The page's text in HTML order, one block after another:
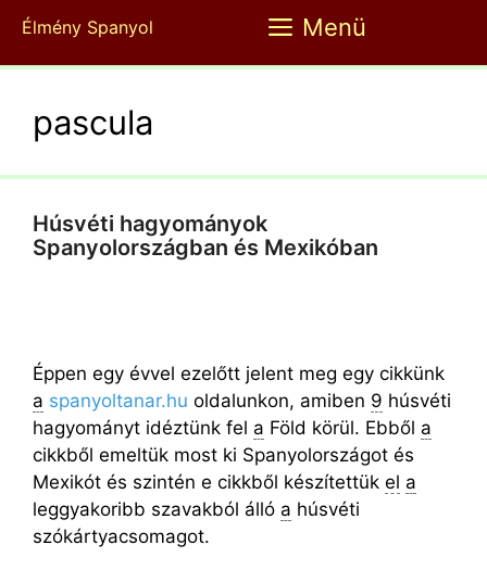
Kilépés
tartalomba
Élmény Spanyol Menü
pascula
Húsvéti hagyományok
Spanyolországban és Mexikóban
Éppen egy évvel ezelőtt jelent meg egy cikkünk
a spanyoltanar.hu oldalunkon, amiben 9 húsvéti
hagyományt idéztünk fel a Föld körül. Ebből a
cikkből emeltük most ki Spanyolországot és
Mexikót és szintén e cikkből készítettük el a
leggyakoribb szavakból álló a húsvéti
szókártyacsomagot.